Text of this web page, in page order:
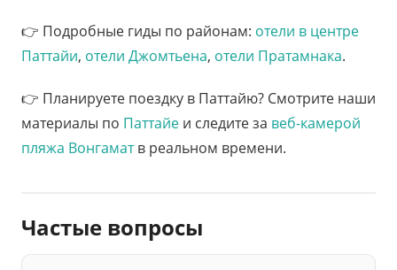
👉 Подробные гиды по районам: отели в центре
Паттайи, отели Джомтьена, отели Пратамнака.
👉 Планируете поездку в Паттайю? Смотрите наши
материалы по Паттайе и следите за веб-камерой
пляжа Вонгаматв реальном времени.
Частые вопросы